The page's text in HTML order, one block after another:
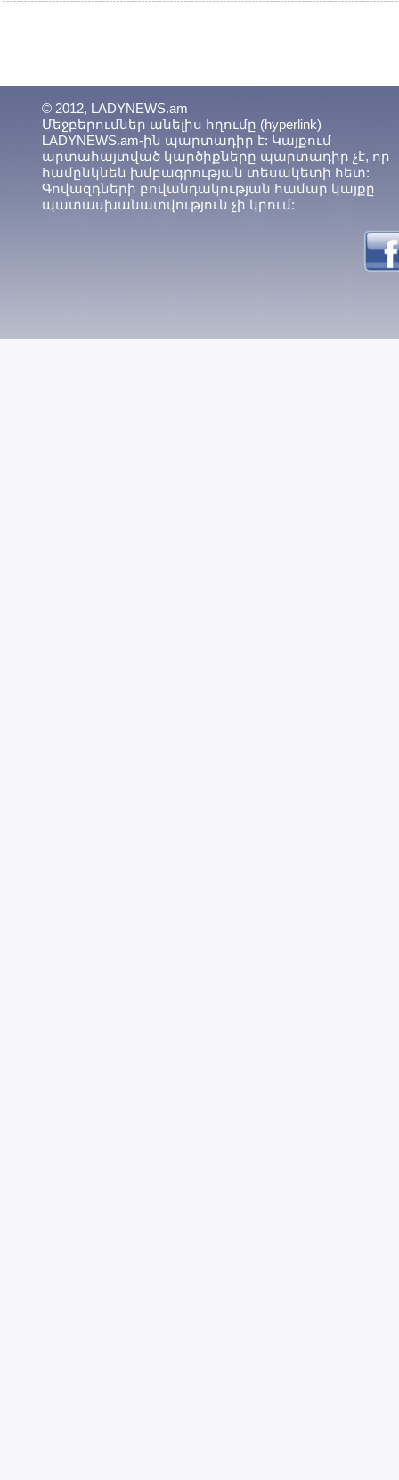
© 2012, LADYNEWS.am
Մեջբերումներ անելիս հղումը (hyperlink)
LADYNEWS.am-ին պարտադիր է: Կայքում
արտահայտված կարծիքները պարտադիր չէ, որ
համընկնեն խմբագրության տեսակետի հետ:
Գովազդների բովանդակության համար կայքը
պատասխանատվություն չի կրում: